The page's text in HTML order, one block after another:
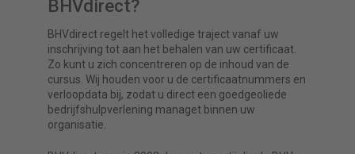
BHVdirect?
BHVdirect regelt het volledige traject vanaf uw
inschrijving tot aan het behalen van uw certificaat.
Zo kunt u zich concentreren op de inhoud van de
cursus. Wij houden voor u de certificaatnummers en
verloopdata bij, zodat u direct een goedgeoliede
bedrijfshulpverlening managet binnen uw
organisatie.